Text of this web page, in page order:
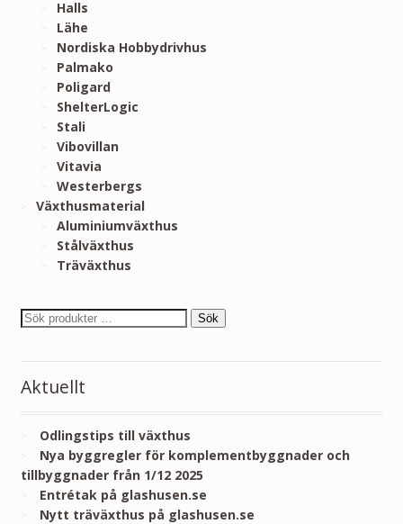
Halls
Lähe
Nordiska Hobbydrivhus
Palmako
Poligard
ShelterLogic
Stali
Vibovillan
Vitavia
Westerbergs
Växthusmaterial
Aluminiumväxthus
Stålväxthus
Träväxthus
Sök
Aktuellt
Odlingstips till växthus
Nya byggregler för komplementbyggnader och
tillbyggnader från 1/12 2025
Entrétak på glashusen.se
Nytt träväxthus på glashusen.se